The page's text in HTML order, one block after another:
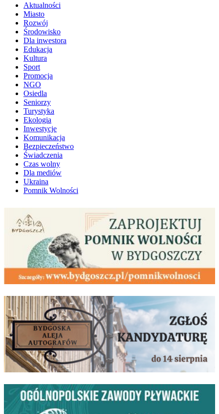
Aktualności
Miasto
Rozwój
Środowisko
Dla inwestora
Edukacja
Kultura
Sport
Promocja
NGO
Osiedla
Seniorzy
Turystyka
Ekologia
Inwestycje
Komunikacja
Bezpieczeństwo
Świadczenia
Czas wolny
Dla mediów
Ukraina
Pomnik Wolności